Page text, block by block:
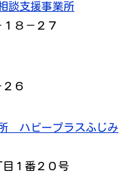
談支援事業所
８－２７
６
ハビープラスふじみ
１番２０号